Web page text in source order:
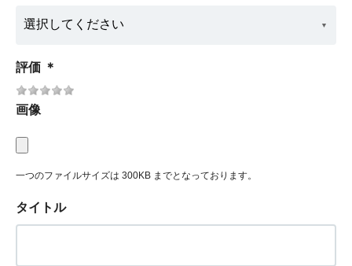
評価 ＊
画像
一つのファイルサイズは 300KB までとなっております。
タイトル